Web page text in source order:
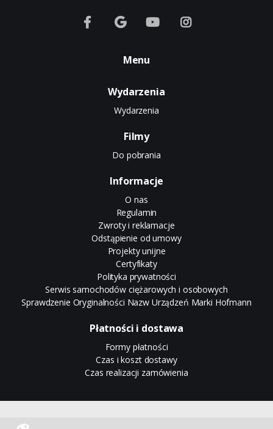
Menu
Wydarzenia
Wydarzenia
Filmy
Do pobrania
Informacje
O nas
Regulamin
Zwroty i reklamacje
Odstąpienie od umowy
Projekty unijne
Certyfikaty
Polityka prywatności
Serwis samochodów ciężarowych i osobowych
Sprawdzenie Oryginalności Nazw Urządzeń Marki Hofmann
Płatności i dostawa
Formy płatności
Czas i koszt dostawy
Czas realizacji zamówienia